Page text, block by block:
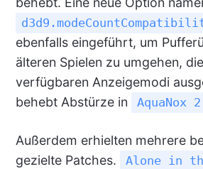
ebenfalls eingeführt, um
älteren Spielen zu umgehen,
verfügbaren Anzeigemodi
behebt Abstürze in
AquaNox 2
Außerdem erhielten mehrere
gezielte Patches.
Alone in